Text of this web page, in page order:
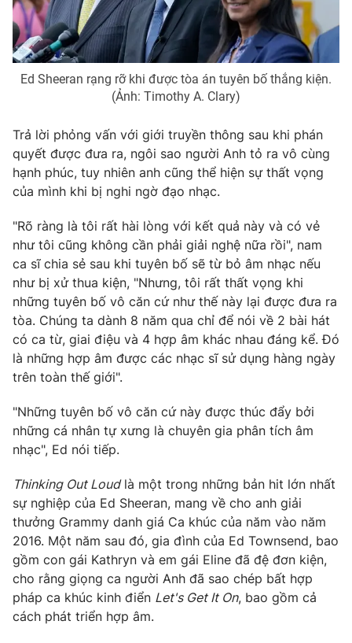
Video Shorts video
VTV Money VTV Thể thao
Bất động sản
Thị trường 24h Tấm lòng Việt
VTV4 Vươn mình bằng AI
VTV9 VTV8
Liên hệ tòa soạn English
THỜI BÁO VTV
Theo dõi báo trên
Cơ quan chủ quản:Đài Truyền hình Việt Nam
Cơ quan báo chí:Thời báo VTV
Giấy phép hoạt động báo in và báo điện tử số 483/GP-BTTTT
cấp ngày 29/12/2023
Tổng Biên tập:
Vũ Thanh Thủy
Phó Tổng Biên tập:
Nguyễn Thị Mỹ Hạnh, Phạm Quốc Thắng,
Nguyễn Trọng Ninh
Ed Sheeran rạng rỡ khi được tòa án tuyên bố thắng kiện.
(Ảnh: Timothy A. Clary)
Trả lời phỏng vấn với giới truyền thông sau khi phán
quyết được đưa ra, ngôi sao người Anh tỏ ra vô cùng
hạnh phúc, tuy nhiên anh cũng thể hiện sự thất vọng
của mình khi bị nghi ngờ đạo nhạc.
"Rõ ràng là tôi rất hài lòng với kết quả này và có vẻ
như tôi cũng không cần phải giải nghệ nữa rồi", nam
ca sĩ chia sẻ sau khi tuyên bố sẽ từ bỏ âm nhạc nếu
như bị xử thua kiện, "Nhưng, tôi rất thất vọng khi
những tuyên bố vô căn cứ như thế này lại được đưa ra
tòa. Chúng ta dành 8 năm qua chỉ để nói về 2 bài hát
có ca từ, giai điệu và 4 hợp âm khác nhau đáng kể. Đó
là những hợp âm được các nhạc sĩ sử dụng hàng ngày
trên toàn thế giới".
"Những tuyên bố vô căn cứ này được thúc đẩy bởi
những cá nhân tự xưng là chuyên gia phân tích âm
nhạc", Ed nói tiếp.
Thinking Out Loudlà một trong những bản hit lớn nhất
sự nghiệp của Ed Sheeran, mang về cho anh giải
thưởng Grammy danh giá Ca khúc của năm vào năm
2016. Một năm sau đó, gia đình của Ed Townsend, bao
gồm con gái Kathryn và em gái Eline đã đệ đơn kiện,
cho rằng giọng ca người Anh đã sao chép bất hợp
pháp ca khúc kinh điển Let's Get It On, bao gồm cả
cách phát triển hợp âm.